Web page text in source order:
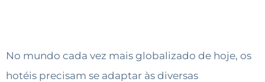
No mundo cada vez mais globalizado de hoje, os
hotéis precisam se adaptar às diversas